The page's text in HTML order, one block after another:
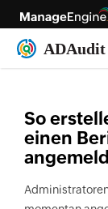
So
einen